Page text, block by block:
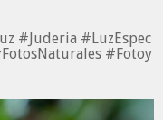
#Juderia #LuzEspec
FotosNaturales #Fotoy